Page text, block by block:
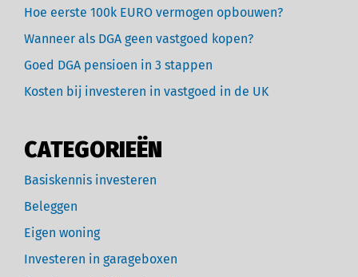
Hoe eerste 100k EURO vermogen opbouwen?
Wanneer als DGA geen vastgoed kopen?
Goed DGA pensioen in 3 stappen
Kosten bij investeren in vastgoed in de UK
CATEGORIEËN
Basiskennis investeren
Beleggen
Eigen woning
Investeren in garageboxen